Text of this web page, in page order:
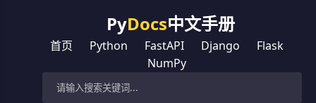
PyDocs中文手册
首页 Python FastAPI Django
Flask
NumPy